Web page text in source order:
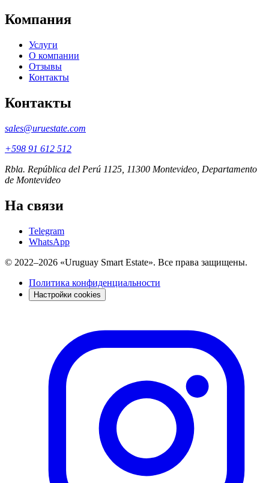
Компания
Услуги
О компании
Отзывы
Контакты
Контакты
sales@uruestate.com
+598 91 612 512
Rbla. República del Perú 1125, 11300 Montevideo, Departamento
de Montevideo
На связи
Telegram
WhatsApp
© 2022–2026 «Uruguay Smart Estate». Все права защищены.
Политика конфиденциальности
Настройки cookies